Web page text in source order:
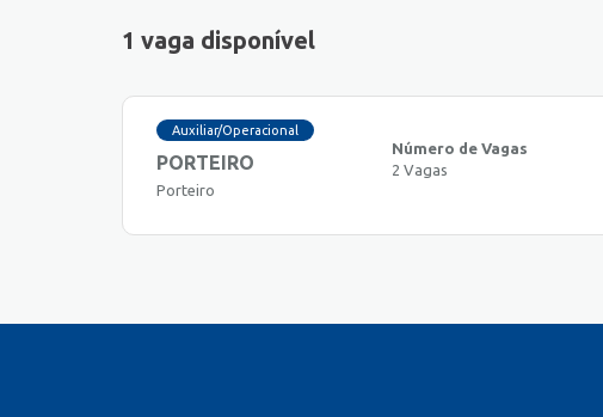
1 vaga disponível
Auxiliar/Operacional
PORTEIRO
Porteiro
Número de Vagas
2 Vagas